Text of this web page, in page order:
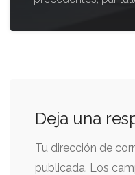
Deja una
Tu dirección de
publicada. Los